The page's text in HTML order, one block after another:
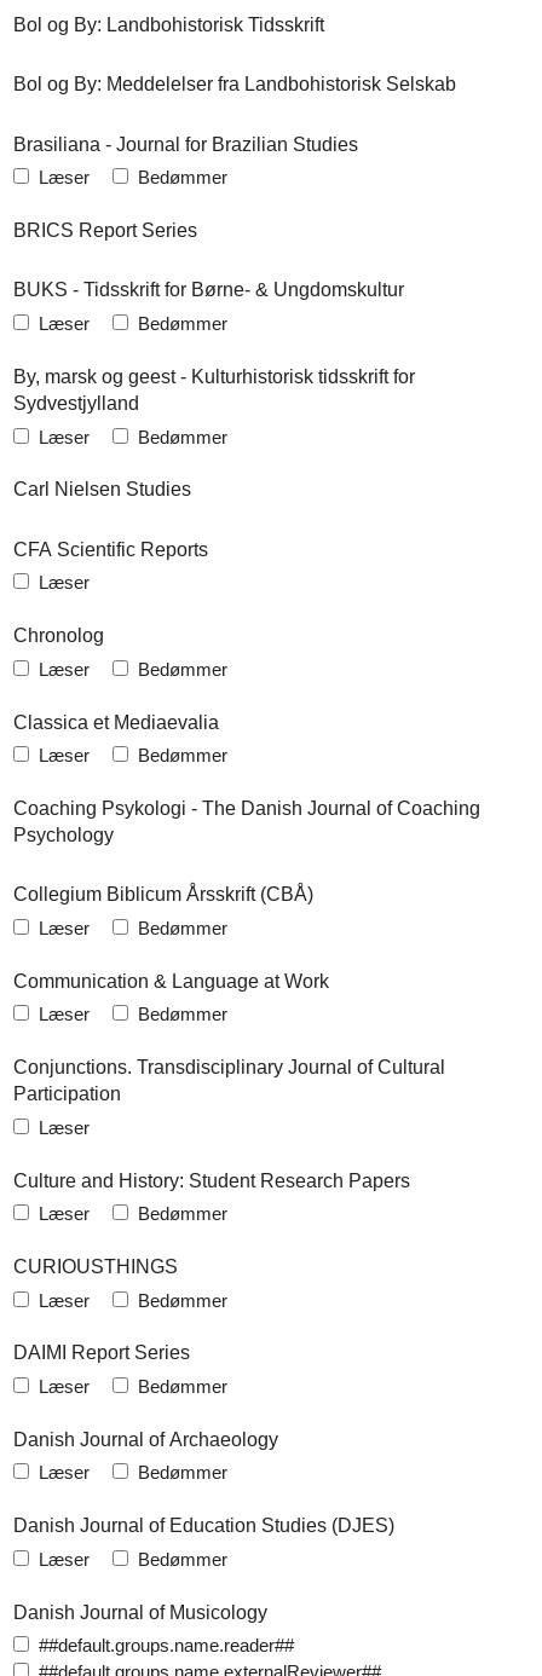
Bol og By: Landbohistorisk Tidsskrift
Bol og By: Meddelelser fra Landbohistorisk Selskab
Brasiliana - Journal for Brazilian Studies
Læser Bedømmer
BRICS Report Series
BUKS - Tidsskrift for Børne- & Ungdomskultur
Læser Bedømmer
By, marsk og geest - Kulturhistorisk tidsskrift for
Sydvestjylland
Læser Bedømmer
Carl Nielsen Studies
CFA Scientific Reports
Læser
Chronolog
Læser Bedømmer
Classica et Mediaevalia
Læser Bedømmer
Coaching Psykologi - The Danish Journal of Coaching
Psychology
Collegium Biblicum Årsskrift (CBÅ)
Læser Bedømmer
Communication & Language at Work
Læser Bedømmer
Conjunctions. Transdisciplinary Journal of Cultural
Participation
Læser
Culture and History: Student Research Papers
Læser Bedømmer
CURIOUSTHINGS
Læser Bedømmer
DAIMI Report Series
Læser Bedømmer
Danish Journal of Archaeology
Læser Bedømmer
Danish Journal of Education Studies (DJES)
Læser Bedømmer
Danish Journal of Musicology
##default.groups.name.reader##